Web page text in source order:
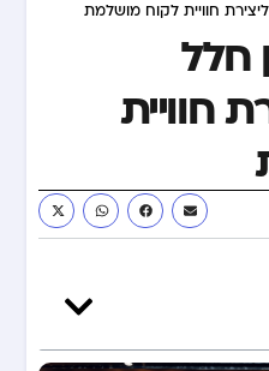
חוויית לקוח מושלמת
חלל
חוויית